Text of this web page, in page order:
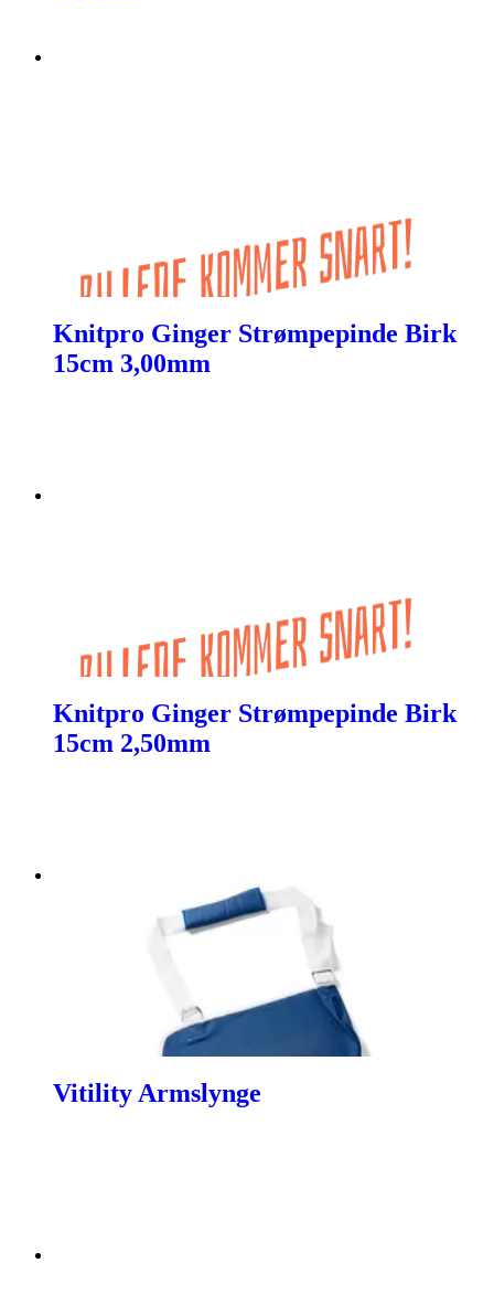
Knitpro Ginger Strømpepinde Birk
15cm 3,00mm
Knitpro Ginger Strømpepinde Birk
15cm 2,50mm
Vitility Armslynge